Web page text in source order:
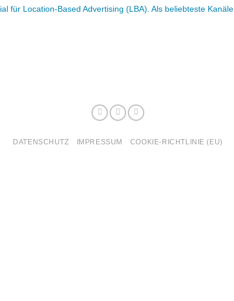
für Location-Based Advertising (LBA). Als beliebteste Kanäle
DATENSCHUTZ IMPRESSUM COOKIE-RICHTLINIE (EU)